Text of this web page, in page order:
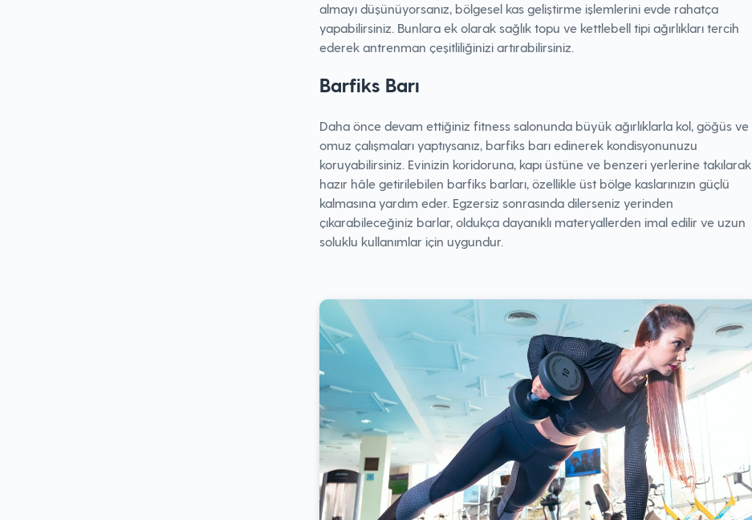
almayı düşünüyorsanız, bölgesel kas geliştirme işlemlerini evde rahatça
yapabilirsiniz. Bunlara ek olarak sağlık topu ve kettlebell tipi ağırlıkları tercih
ederek antrenman çeşitliliğinizi artırabilirsiniz.
Barfiks Barı
Daha önce devam ettiğiniz fitness salonunda büyük ağırlıklarla kol, göğüs ve
omuz çalışmaları yaptıysanız, barfiks barı edinerek kondisyonunuzu
koruyabilirsiniz. Evinizin koridoruna, kapı üstüne ve benzeri yerlerine takılarak
hazır hâle getirilebilen barfiks barları, özellikle üst bölge kaslarınızın güçlü
kalmasına yardım eder. Egzersiz sonrasında dilerseniz yerinden
çıkarabileceğiniz barlar, oldukça dayanıklı materyallerden imal edilir ve uzun
soluklu kullanımlar için uygundur.